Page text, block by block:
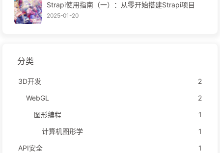
Strapi使用指南（一）：从零开始搭建Strapi项目
2025-01-20
分类
3D开发
2
WebGL
2
图形编程
1
计算机图形学
1
API安全
1